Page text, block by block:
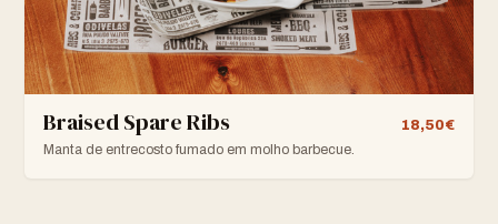
Braised Spare Ribs
18,50€
Manta de entrecosto fumado em molho barbecue.